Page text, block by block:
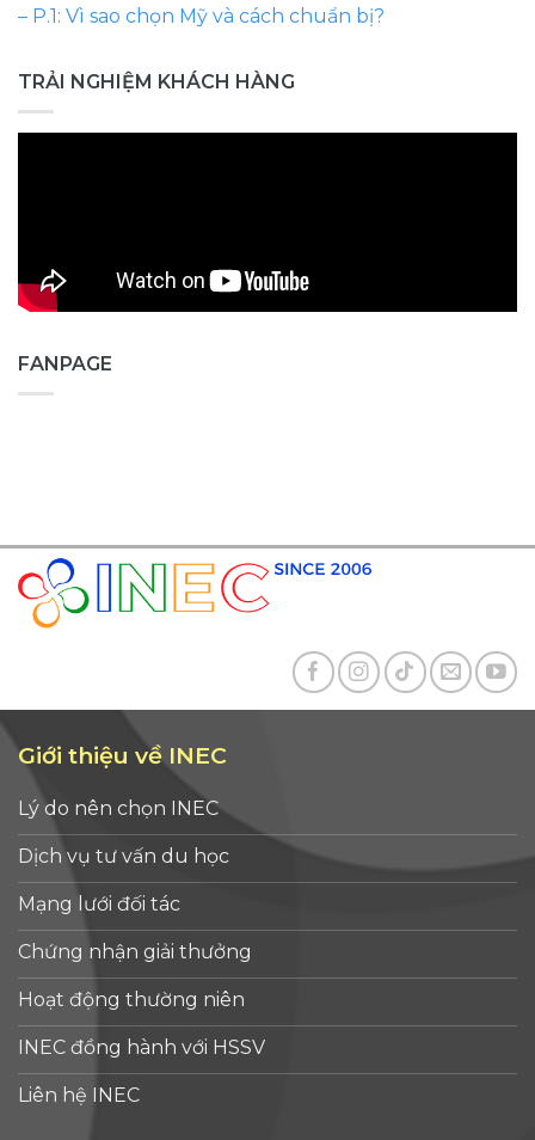
– P.1: Vì sao chọn Mỹ và cách chuẩn bị?
TRẢI NGHIỆM KHÁCH HÀNG
FANPAGE
Giới thiệu về INEC
Lý do nên chọn INEC
Dịch vụ tư vấn du học
Mạng lưới đối tác
Chứng nhận giải thưởng
Hoạt động thường niên
INEC đồng hành với HSSV
Liên hệ INEC